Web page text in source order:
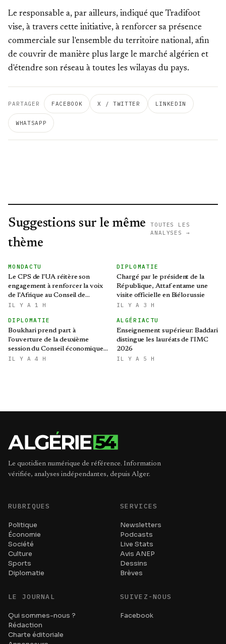
Le responsable a, par ailleurs, indiqué que Tradifoot
vise, à travers cette initiative, à renforcer sa présence
commerciale sur l'ensemble du territoire national, afin
de couvrir de manière plus large le marché algérien et
d'étendre son réseau à toutes les wilayas du pays.
PARTAGER FACEBOOK X / TWITTER LINKEDIN
WHATSAPP
Suggestions sur le même
thème
TOUTES LES
ANALYSES →
MONDACTU
Le CPS de l'UA réitère son
engagement à renforcer la voix
de l'Afrique au Conseil de
sécurité des Nations Unies
IL Y A 1 H
DIPLOMATIE
Chargé par le président de la
République, Attaf entame une
visite officielle en Biélorussie
IL Y A 3 H
DIPLOMATIE
Boukhari prend part à
l'ouverture de la deuxième
session du Conseil économique,
social, culturel et
IL Y A 4 H
ALGÉRIACTU
Enseignement supérieur: Baddari
distingue les lauréats de l'IMC
2026
IL Y A 5 H
Le quotidien numérique de référence. Information
vérifiée, analyses indépendantes, depuis Alger.
RUBRIQUES
Politique
Économie
Société
Culture
Sports
Diplomatie
SERVICES
Newsletters
Podcasts
Live Stats
Avis ANEP
Dessins
Brèves
LE JOURNAL
Qui sommes-nous ?
Rédaction
Charte éditoriale
SUIVEZ-NOUS
Facebook